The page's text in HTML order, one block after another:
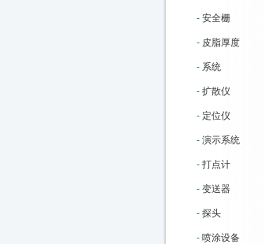
- 安全栅
- 皮脂厚度
- 系统
- 扩散仪
- 定位仪
- 演示系统
- 打点计
- 变送器
- 探头
- 喷涂设备